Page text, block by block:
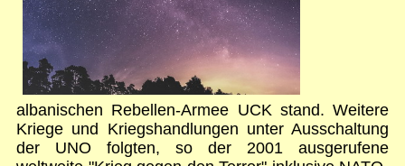
albanischen Rebellen-Armee UCK stand. Weitere
Kriege und Kriegshandlungen unter Ausschaltung
der UNO folgten, so der 2001 ausgerufene